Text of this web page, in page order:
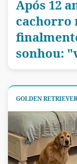
Após 12
cachorro
sonhou:
GOLDEN RETRIEVER